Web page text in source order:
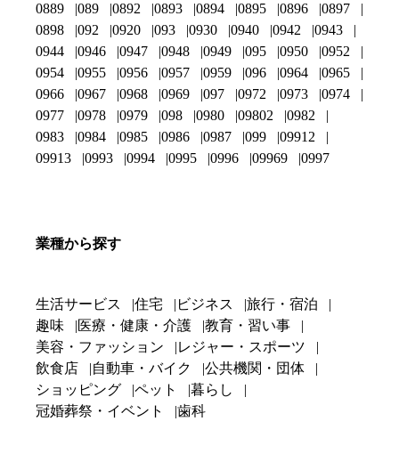
0889
089 0892 0893 0894 0895 0896
0897
0898
092 0920 093 0930 0940 0942
0943
0944
0946 0947 0948 0949 095 0950
0952
0954
0955 0956 0957 0959 096 0964
0965
0966
0967 0968 0969 097 0972 0973
0974
0977
0978 0979 098 0980 09802
0982
0983
0984 0985 0986 0987 099
09912
09913
0993 0994 0995 0996 09969 0997
業種から探す
生活サービス 住宅 ビジネス
旅行・宿泊
趣味
医療・健康・介護
教育・習い事
美容・ファッション
レジャー・スポーツ
飲食店
自動車・バイク
公共機関・団体
ショッピング
ペット
暮らし
冠婚葬祭・イベント
歯科